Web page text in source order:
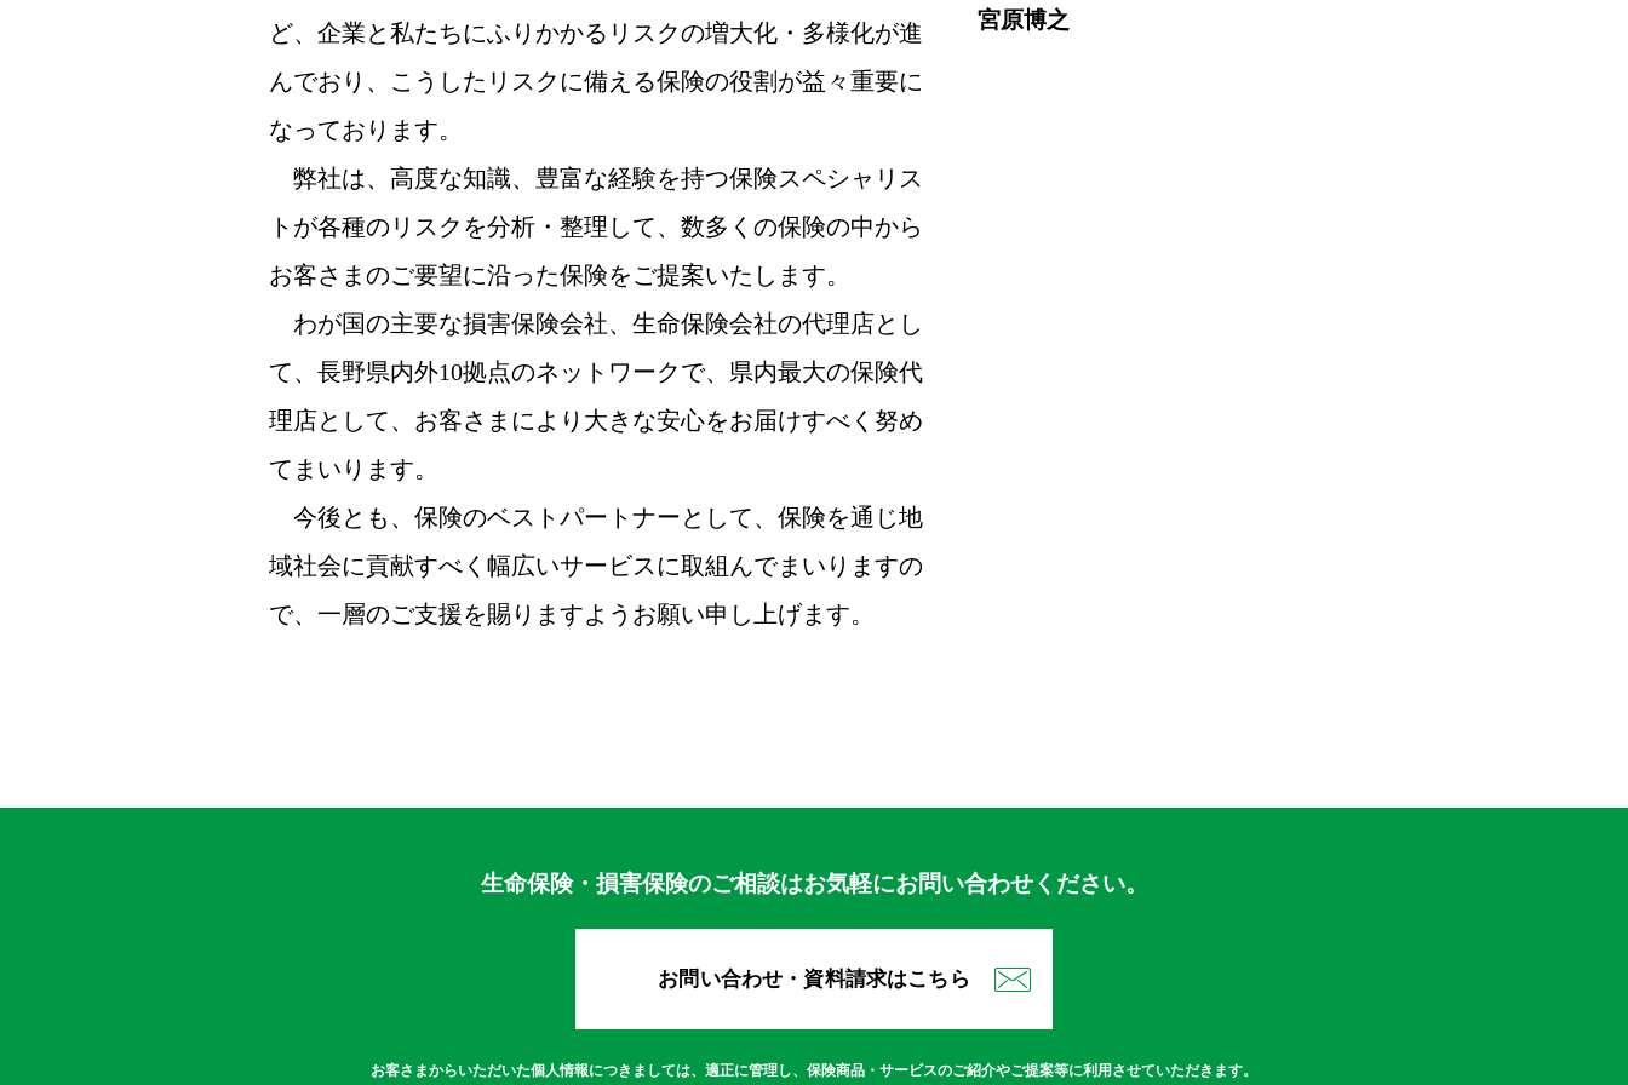
ど、企業と私たちにふりかかるリスクの増大化・多様化が進
んでおり、こうしたリスクに備える保険の役割が益々重要に
なっております。
弊社は、高度な知識、豊富な経験を持つ保険スペシャリス
トが各種のリスクを分析・整理して、数多くの保険の中から
お客さまのご要望に沿った保険をご提案いたします。
わが国の主要な損害保険会社、生命保険会社の代理店とし
て、長野県内外10拠点のネットワークで、県内最大の保険代
理店として、お客さまにより大きな安心をお届けすべく努め
てまいります。
今後とも、保険のベストパートナーとして、保険を通じ地
域社会に貢献すべく幅広いサービスに取組んでまいりますの
で、一層のご支援を賜りますようお願い申し上げます。
宮原博之
生命保険・損害保険のご相談はお気軽にお問い合わせください。
お問い合わせ・資料請求はこちら
お客さまからいただいた個人情報につきましては、適正に管理し、保険商品・サービスのご紹介やご提案等に利用させていただきます。